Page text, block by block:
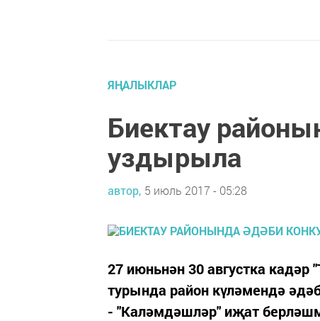
ЯҢАЛЫКЛАР
Биектау
уздырыла
автор, 5 июль 2017 - 05:28
27 июньнән 30 августка кадәр
турында район күләмендә
- "Каләмдәшләр" иҗат